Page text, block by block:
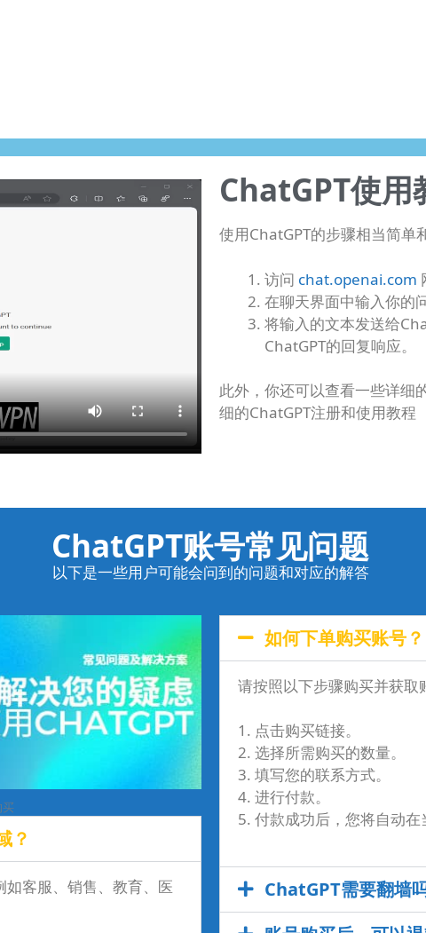
ChatGPT使用
使用ChatGPT的步骤相当简单
访问 chat.openai.com
在聊天界面中输入你的
将输入的文本发送给
ChatGPT的回复响应。
此外，你还可以查看一些详细
细的ChatGPT注册和使用教程
ChatGPT账号常见问题
以下是一些用户可能会问到的问题和对应的解答
买
？
如客服、销售、教育、医
如何下单购买账号？
请按照以下步骤购买并获取
1. 点击购买链接。
2. 选择所需购买的数量。
3. 填写您的联系方式。
4. 进行付款。
5. 付款成功后，您将自动在
ChatGPT需要翻墙